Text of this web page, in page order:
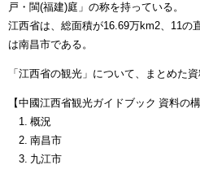
戸・閩(福建)庭」の称を持っている。
江西省は、総面積が16.69万km2、11の
は南昌市である。
「江西省の観光」について、まとめた資
【中國江西省観光ガイドブック 資料の構
1. 概況
2. 南昌市
3. 九江市